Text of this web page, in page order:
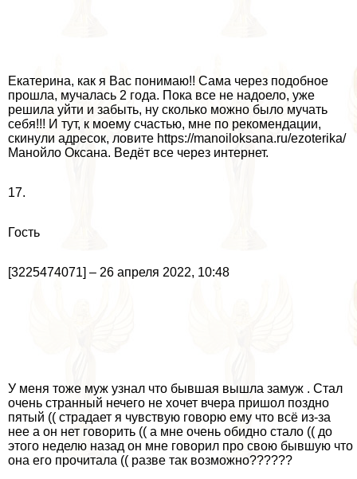
Екатерина, как я Вас понимаю!! Сама через подобное
прошла, мучалась 2 года. Пока все не надоело, уже
решила уйти и забыть, ну сколько можно было мучать
себя!!! И тут, к моему счастью, мне по рекомендации,
скинули адресок, ловите https://manoiloksana.ru/ezoterika/
Манойло Оксана. Ведёт все через интернет.
17.
Гость
[3225474071] – 26 апреля 2022, 10:48
У меня тоже муж узнал что бывшая вышла замуж . Стал
очень странный нечего не хочет вчера пришол поздно
пятый (( страдает я чувствую говорю ему что всё из-за
нее а он нет говорить (( а мне очень обидно стало (( до
этого неделю назад он мне говорил про свою бывшую что
она его прочитала (( разве так возможно??????